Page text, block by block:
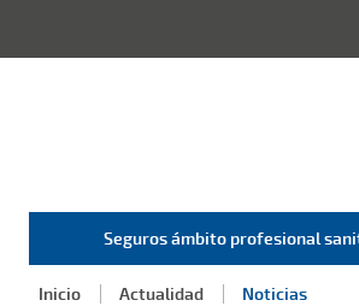
Seguros ámbito profesional
Inicio Actualidad Noticias